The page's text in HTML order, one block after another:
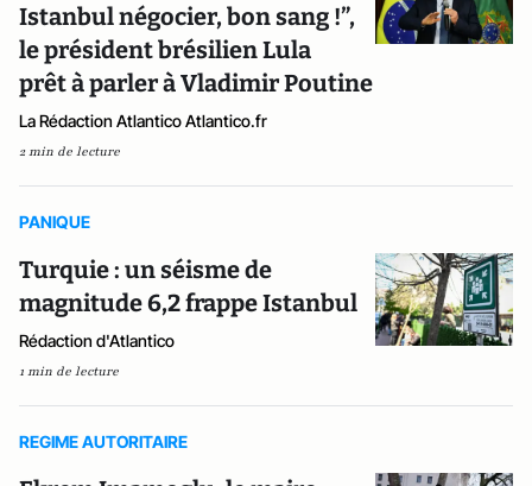
Istanbul négocier, bon sang !”,
le président brésilien Lula
prêt à parler à Vladimir Poutine
La Rédaction Atlantico Atlantico.fr
2 min de lecture
PANIQUE
Turquie : un séisme de
magnitude 6,2 frappe Istanbul
Rédaction d'Atlantico
1 min de lecture
REGIME AUTORITAIRE